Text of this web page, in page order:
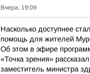
Вчера, 19:09
Насколько доступнее
помощь для жителей
Об этом в эфире
«Точка зрения»
заместитель министра